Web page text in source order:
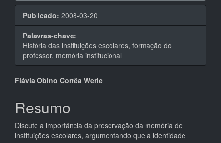
Publicado: 2008-03-20
Palavras-chave:
História das instituições escolares, formação do
professor, memória institucional
Conteúdo
do
artigo
principal
Flávia Obino Corrêa Werle
Resumo
Discute a importância da preservação da memória de
instituições escolares, argumentando que a identidade